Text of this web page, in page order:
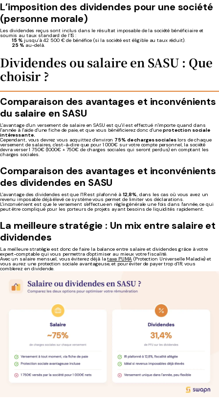
L’imposition des dividendes pour une société
(personne morale)
Les dividendes reçus sont inclus dans le résultat imposable de la société bénéficiaire et
soumis au taux standard de l’IS :
15 % jusqu’à 42 500 € de bénéfice (si la société est éligible au taux réduit).
25 %au-delà.
Dividendes ou salaire en SASU : Que
choisir ?
Comparaison des avantages et inconvénients
du salaire en SASU
L'avantage d'un versement de salaire en SASU est qu'il est effectué n'importe quand dans
l'année à l'aide d'une fiche de paie, et que vous bénéficierez donc d'uneprotection sociale
intéressante.
Cependant, vous devrez vous acquittez d'environ 75% de charges socialeslors de chaque
versement de salaires, c'est-à-dire que pour 1 000€ sur votre compte personnel, la société
devra verser 1 750€ (1000€ + 750€ de charges sociales qui seront perdus) en comptant les
charges sociales.
Comparaison des avantages et inconvénients
des dividendes en SASU
L'avantage des dividendes est que l'IR est plafonné à 12,8%, dans les cas où vous avez un
revenu imposable déjà élevé ce système vous permet de limiter vos déclarations.
L'inconvénient est que le versement s'effectue en règle générale une fois dans l'année, ce qui
peut être compliqué pour les porteurs de projets ayant besoins de liquidités rapidement.
La meilleure stratégie : Un mix entre salaire et
dividendes
La meilleure stratégie est donc de faire la balance entre salaire et dividendes grâce à votre
expert-comptable qui vous permettra d'optimiser au mieux votre fiscalité.
Avec un salaire mensuel, vous éviterez déjà lataxe PUMA (Protection Universelle Maladie) et
vous aurez une protection sociale avantageuse, et pour éviter de payer trop d'IR, vous
comblerez en dividende.